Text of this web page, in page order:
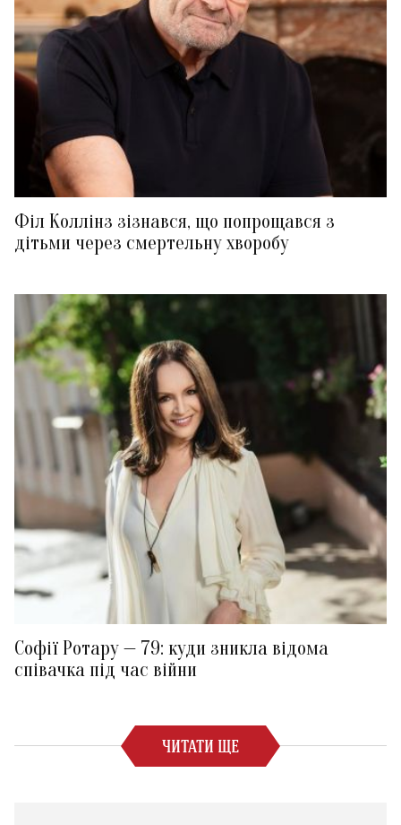
Філ Коллінз зізнався, що попрощався з
дітьми через смертельну хворобу
Софії Ротару — 79: куди зникла відома
співачка під час війни
ЧИТАТИ ЩЕ